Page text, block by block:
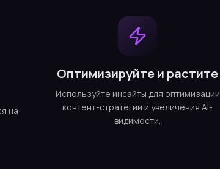
на
Оптимизируйте и растите
Используйте инсайты для оптимизации
контент-стратегии и увеличения AI-
видимости.